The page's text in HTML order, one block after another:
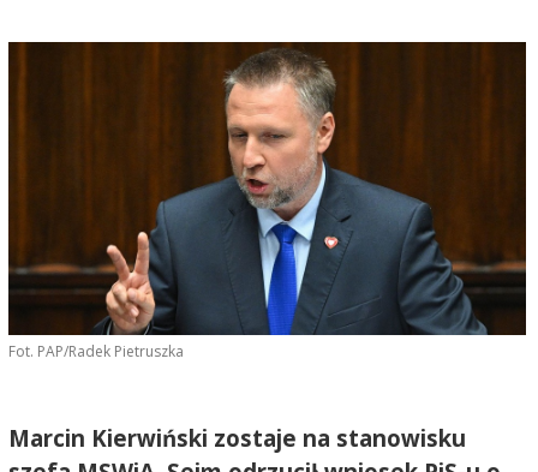
Fot. PAP/Radek Pietruszka
Marcin Kierwiński zostaje na stanowisku